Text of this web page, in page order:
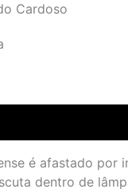
Cardoso
é afastado por
dentro de